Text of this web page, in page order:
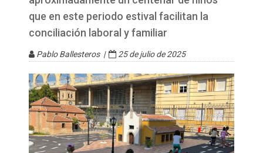
que en este periodo estival facilitan la
conciliación laboral y familiar
Pablo Ballesteros | 25 de julio de 2025